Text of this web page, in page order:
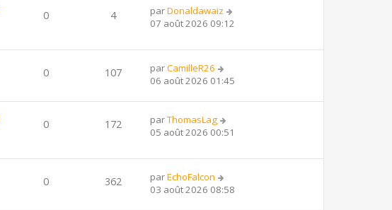
0 4 parDonaldawaiz
07 août 2026 09:12
0 107 parCamilleR26
06 août 2026 01:45
0 172 parThomasLag
05 août 2026 00:51
0 362 parEchoFalcon
03 août 2026 08:58